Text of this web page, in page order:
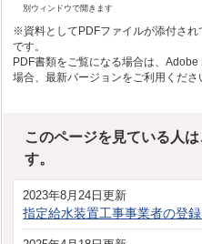
別ウィンドウで開きます
※資料としてPDFファイルが添付さ
です。
PDF書類をご覧になる場合は、
場合、最新バージョンをご利用くださ
このページを見ている人
す。
2023年8月24日更新
指定給水装置工事事業者の登